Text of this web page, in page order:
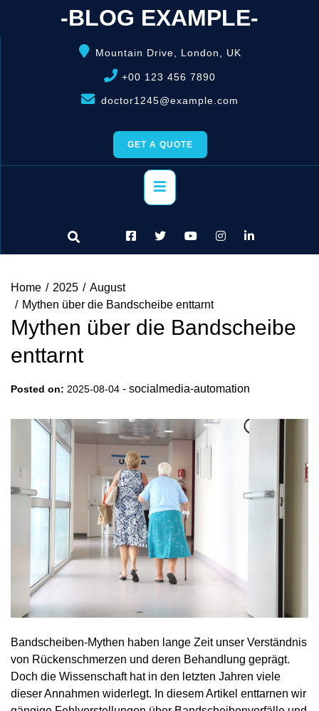
-BLOG EXAMPLE-
Mountain Drive, London, UK
+00 123 456 7890
doctor1245@example.com
GET A QUOTE
Primary
Menu
Home 2025
August
Mythen über die Bandscheibe enttarnt
Mythen über die Bandscheibe
enttarnt
Posted on: 2025-08-04 - socialmedia-automation
Bandscheiben-Mythen haben lange Zeit unser Verständnis
von Rückenschmerzen und deren Behandlung geprägt.
Doch die Wissenschaft hat in den letzten Jahren viele
dieser Annahmen widerlegt. In diesem Artikel enttarnen wir